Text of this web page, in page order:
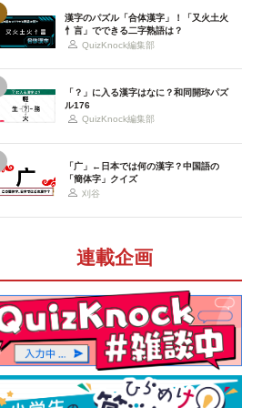
漢字のパズル「合体漢字」！「又火土火
忄言」でできる二字熟語は？
QuizKnock編集部
「？」に入る漢字はなに？和同開珎パズ
ル176
QuizKnock編集部
「广」←日本では何の漢字？中国語の
「簡体字」クイズ
刈谷
連載企画